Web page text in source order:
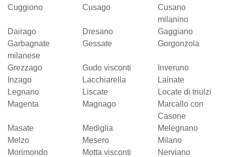
Cuggiono
Cusago
Cusano
milanino
Dairago
Dresano
Gaggiano
Garbagnate
milanese
Gessate Gorgonzola
Grezzago Gudo visconti
Inveruno
Inzago
Lacchiarella
Lainate
Legnano
Liscate
Locate di triulzi
Magenta
Magnago
Marcallo con
Casone
Masate
Mediglia
Melegnano
Melzo
Mesero
Milano
Morimondo
Motta visconti
Nerviano